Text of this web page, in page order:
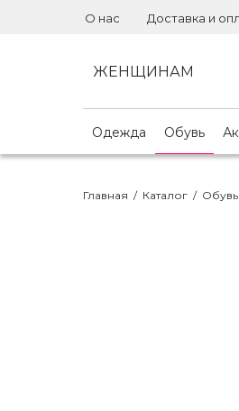
О нас Доставка и
ЖЕНЩИНАМ
Одежда Обувь
Главная / Каталог / Обувь